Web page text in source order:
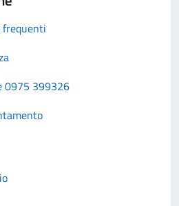
frequenti
0975 399326